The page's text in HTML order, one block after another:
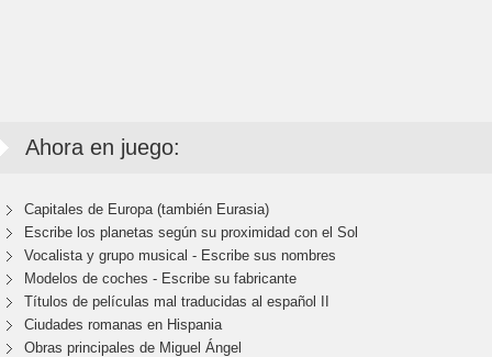
Ahora en juego:
Capitales de Europa (también Eurasia)
Escribe los planetas según su proximidad con el Sol
Vocalista y grupo musical - Escribe sus nombres
Modelos de coches - Escribe su fabricante
Títulos de películas mal traducidas al español II
Ciudades romanas en Hispania
Obras principales de Miguel Ángel